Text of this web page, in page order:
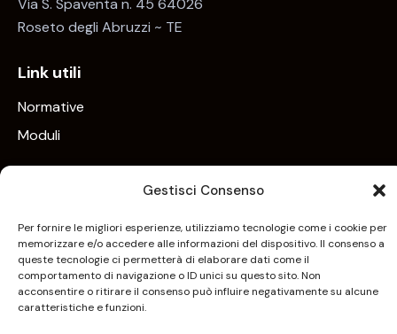
Gestisci Consenso
Per fornire le migliori esperienze, utilizziamo tecnologie come i cookie per
memorizzare e/o accedere alle informazioni del dispositivo. Il consenso a
queste tecnologie ci permetterà di elaborare dati come il
comportamento di navigazione o ID unici su questo sito. Non
acconsentire o ritirare il consenso può influire negativamente su alcune
caratteristiche e funzioni.
Roseto degli Abruzzi ~ TE
Link utili
Normative
Moduli
Contatti
Cell. + 39 328.70.97.609
info@studio-gamma.it